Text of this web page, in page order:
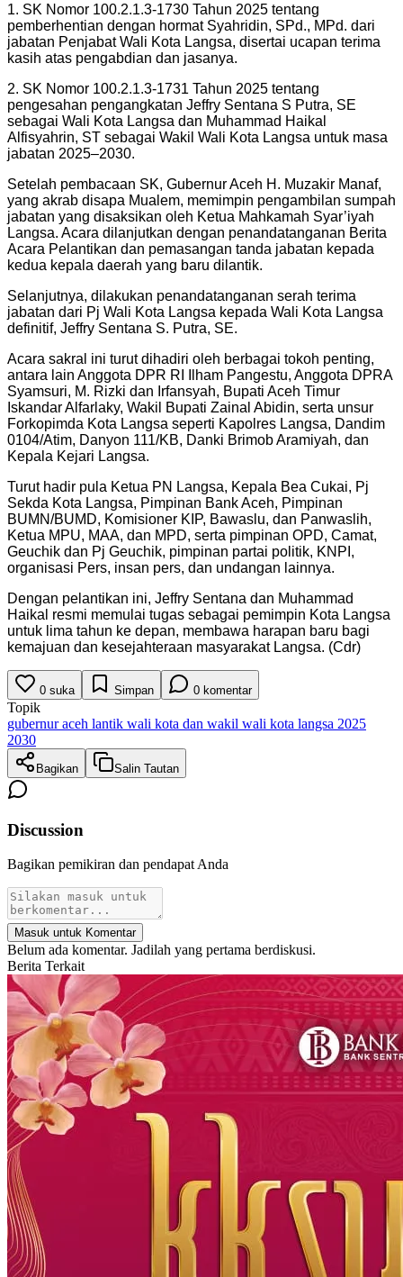
1. SK Nomor 100.2.1.3-1730 Tahun 2025 tentang
pemberhentian dengan hormat Syahridin, SPd., MPd. dari
jabatan Penjabat Wali Kota Langsa, disertai ucapan terima
kasih atas pengabdian dan jasanya.
2. SK Nomor 100.2.1.3-1731 Tahun 2025 tentang
pengesahan pengangkatan Jeffry Sentana S Putra, SE
sebagai Wali Kota Langsa dan Muhammad Haikal
Alfisyahrin, ST sebagai Wakil Wali Kota Langsa untuk masa
jabatan 2025–2030.
Setelah pembacaan SK, Gubernur Aceh H. Muzakir Manaf,
yang akrab disapa Mualem, memimpin pengambilan sumpah
jabatan yang disaksikan oleh Ketua Mahkamah Syar’iyah
Langsa. Acara dilanjutkan dengan penandatanganan Berita
Acara Pelantikan dan pemasangan tanda jabatan kepada
kedua kepala daerah yang baru dilantik.
Selanjutnya, dilakukan penandatanganan serah terima
jabatan dari Pj Wali Kota Langsa kepada Wali Kota Langsa
definitif, Jeffry Sentana S. Putra, SE.
Acara sakral ini turut dihadiri oleh berbagai tokoh penting,
antara lain Anggota DPR RI Ilham Pangestu, Anggota DPRA
Syamsuri, M. Rizki dan Irfansyah, Bupati Aceh Timur
Iskandar Alfarlaky, Wakil Bupati Zainal Abidin, serta unsur
Forkopimda Kota Langsa seperti Kapolres Langsa, Dandim
0104/Atim, Danyon 111/KB, Danki Brimob Aramiyah, dan
Kepala Kejari Langsa.
Turut hadir pula Ketua PN Langsa, Kepala Bea Cukai, Pj
Sekda Kota Langsa, Pimpinan Bank Aceh, Pimpinan
BUMN/BUMD, Komisioner KIP, Bawaslu, dan Panwaslih,
Ketua MPU, MAA, dan MPD, serta pimpinan OPD, Camat,
Geuchik dan Pj Geuchik, pimpinan partai politik, KNPI,
organisasi Pers, insan pers, dan undangan lainnya.
Dengan pelantikan ini, Jeffry Sentana dan Muhammad
Haikal resmi memulai tugas sebagai pemimpin Kota Langsa
untuk lima tahun ke depan, membawa harapan baru bagi
kemajuan dan kesejahteraan masyarakat Langsa. (Cdr)
0 suka Simpan 0 komentar
Topik
gubernur aceh lantik wali kota dan wakil wali kota langsa 2025
2030
Bagikan Salin Tautan
Discussion
Bagikan pemikiran dan pendapat Anda
Masuk untuk Komentar
Belum ada komentar. Jadilah yang pertama berdiskusi.
Berita Terkait